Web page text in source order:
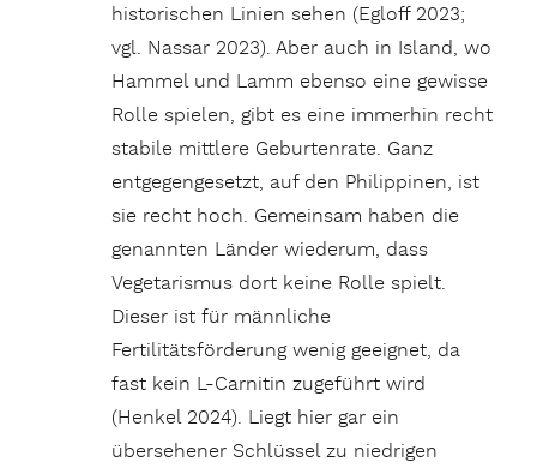
historischen Linien sehen (Egloff 2023;
vgl. Nassar 2023). Aber auch in Island, wo
Hammel und Lamm ebenso eine gewisse
Rolle spielen, gibt es eine immerhin recht
stabile mittlere Geburtenrate. Ganz
entgegengesetzt, auf den Philippinen, ist
sie recht hoch. Gemeinsam haben die
genannten Länder wiederum, dass
Vegetarismus dort keine Rolle spielt.
Dieser ist für männliche
Fertilitätsförderung wenig geeignet, da
fast kein L-Carnitin zugeführt wird
(Henkel 2024). Liegt hier gar ein
übersehener Schlüssel zu niedrigen